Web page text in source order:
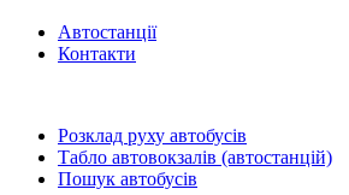
Автостанції
Контакти
Розклад руху автобусів
Табло автовокзалів (автостанцій)
Пошук автобусів